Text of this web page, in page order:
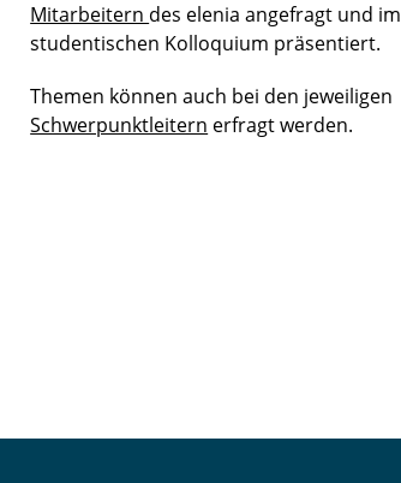
Mitarbeitern des elenia angefragt und im
studentischen Kolloquium präsentiert.
Themen können auch bei den jeweiligen
Schwerpunktleitern erfragt werden.